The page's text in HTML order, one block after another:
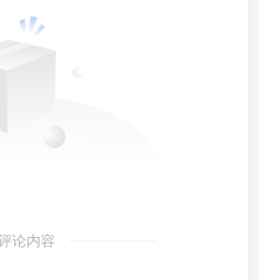
论内容